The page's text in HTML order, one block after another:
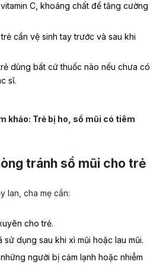
vitamin C , khoáng chất để tăng cường
cần vệ sinh tay trước và sau khi
dùng bất cứ thuốc nào nếu chưa có
sĩ.
khảo: Trẻ bị ho, sổ mũi có tiêm
tránh sổ mũi cho trẻ
lan, cha mẹ cần:
cho trẻ.
dụng sau khi xì mũi hoặc lau mũi.
người bị cảm lạnh hoặc nhiễm